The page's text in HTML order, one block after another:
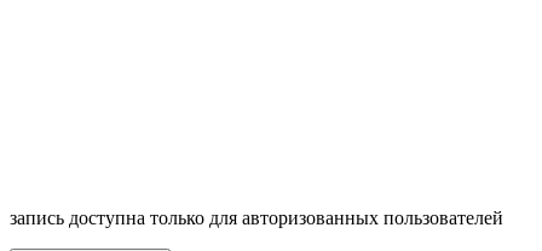
запись доступна только для авторизованных пользователей